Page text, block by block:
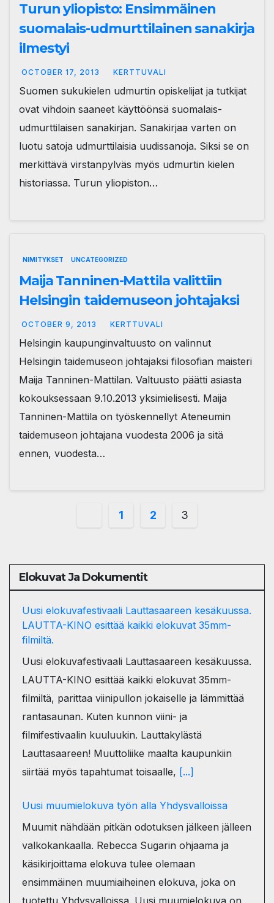
Turun yliopisto: Ensimmäinen
suomalais-udmurttilainen sanakirja
ilmestyi
OCTOBER 17, 2013 KERTTUVALI
Suomen sukukielen udmurtin opiskelijat ja tutkijat
ovat vihdoin saaneet käyttöönsä suomalais-
udmurttilaisen sanakirjan. Sanakirjaa varten on
luotu satoja udmurttilaisia uudissanoja. Siksi se on
merkittävä virstanpylväs myös udmurtin kielen
historiassa. Turun yliopiston…
NIMITYKSET UNCATEGORIZED
Maija Tanninen-Mattila valittiin
Helsingin taidemuseon johtajaksi
OCTOBER 9, 2013 KERTTUVALI
Helsingin kaupunginvaltuusto on valinnut
Helsingin taidemuseon johtajaksi filosofian maisteri
Maija Tanninen-Mattilan. Valtuusto päätti asiasta
kokouksessaan 9.10.2013 yksimielisesti. Maija
Tanninen-Mattila on työskennellyt Ateneumin
taidemuseon johtajana vuodesta 2006 ja sitä
ennen, vuodesta…
Posts
1 2 3
Elokuvat Ja Dokumentit
Uusi elokuvafestivaali Lauttasaareen kesäkuussa.
LAUTTA-KINO esittää kaikki elokuvat 35mm-
filmiltä.
Uusi elokuvafestivaali Lauttasaareen kesäkuussa.
LAUTTA-KINO esittää kaikki elokuvat 35mm-
filmiltä, parittaa viinipullon jokaiselle ja lämmittää
rantasaunan. Kuten kunnon viini- ja
filmifestivaalin kuuluukin. Lauttakylästä
Lauttasaareen! Muuttoliike maalta kaupunkiin
siirtää myös tapahtumat toisaalle, [...]
Uusi muumielokuva työn alla Yhdysvalloissa
Muumit nähdään pitkän odotuksen jälkeen jälleen
valkokankaalla. Rebecca Sugarin ohjaama ja
käsikirjoittama elokuva tulee olemaan
ensimmäinen muumiaiheinen elokuva, joka on